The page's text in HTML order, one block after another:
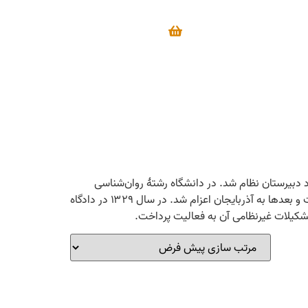
ابتدایی وارد دبیرستان نظام شد. در دانشگاه رشتۀ روان‌شناسی
خواند. دوران تحصیل او با وقوع جنگ دوم و کنار رفتن رضاشاه همزمان شد. او هم مانند بسیاری از جوانان به حزب تودۀ ایران پیوست و بعدها به آذربایجان اعزام شد. در سال ۱۳۲۹ در دادگاه
غیرنظامی آن به فعالیت پرداخت.